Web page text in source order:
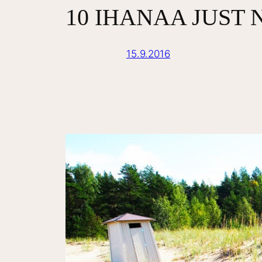
10 IHANAA JUST
15.9.2016